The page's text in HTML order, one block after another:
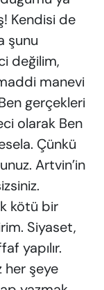
Kendisi de
şunu
değilim,
manevi
gerçekleri
olarak Ben
Çünkü
Artvin’in
kötü bir
Siyaset,
yapılır.
her şeye